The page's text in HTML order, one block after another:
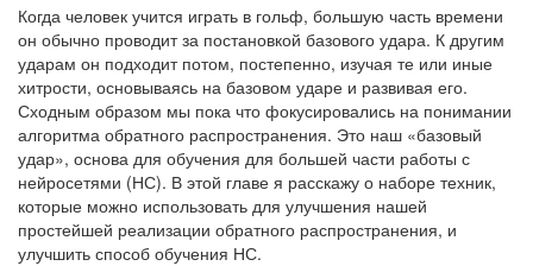
Когда человек учится играть в гольф, большую часть времени
он обычно проводит за постановкой базового удара. К другим
ударам он подходит потом, постепенно, изучая те или иные
хитрости, основываясь на базовом ударе и развивая его.
Сходным образом мы пока что фокусировались на понимании
алгоритма обратного распространения. Это наш «базовый
удар», основа для обучения для большей части работы с
нейросетями (НС). В этой главе я расскажу о наборе техник,
которые можно использовать для улучшения нашей
простейшей реализации обратного распространения, и
улучшить способ обучения НС.